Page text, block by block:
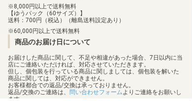
8,000円以上で送料無料
【ゆうパック（60サイズ）】
送料：700円（税込）（離島送料設定あり）
60,000円以上で送料無料
商品のお届け日について
お届けした商品に関して、不足や相違があった場合、7日以内に当
店にご連絡いただければ、対応させていただきます。
但し、個包装を行っている商品に関しましては、個包装を解いた
商品に関しては、対応ができません。
お客様都合での返品/交換は承っておりません。
返品/交換のご連絡は、 問い合わせフォームよりご連絡をお願いし
ます。